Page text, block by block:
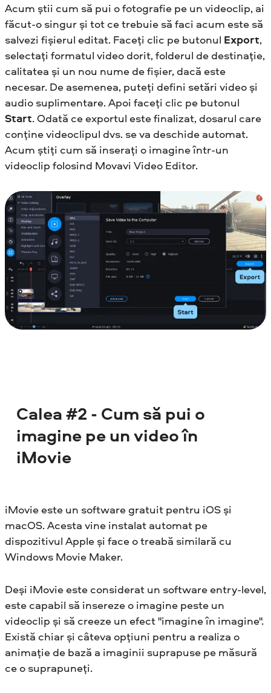
Acum știi cum să pui o fotografie pe un videoclip, ai
făcut-o singur și tot ce trebuie să faci acum este să
salvezi fișierul editat. Faceți clic pe butonul Export,
selectați formatul video dorit, folderul de destinație,
calitatea și un nou nume de fișier, dacă este
necesar. De asemenea, puteți defini setări video și
audio suplimentare. Apoi faceți clic pe butonul
Start. Odată ce exportul este finalizat, dosarul care
conține videoclipul dvs. se va deschide automat.
Acum știți cum să inserați o imagine într-un
videoclip folosind Movavi Video Editor.
Calea #2 - Cum să pui o
imagine pe un video în
iMovie
iMovie este un software gratuit pentru iOS și
macOS. Acesta vine instalat automat pe
dispozitivul Apple și face o treabă similară cu
Windows Movie Maker.
Deși iMovie este considerat un software entry-level,
este capabil să insereze o imagine peste un
videoclip și să creeze un efect "imagine în imagine".
Există chiar și câteva opțiuni pentru a realiza o
animație de bază a imaginii suprapuse pe măsură
ce o suprapuneți.